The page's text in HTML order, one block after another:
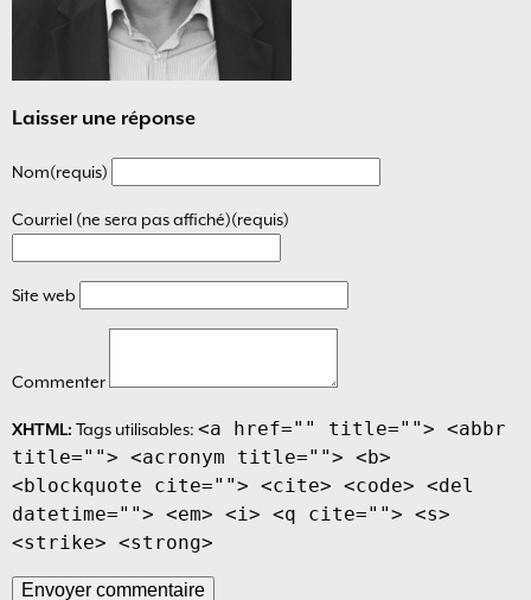
Laisser une réponse
Nom(requis)
Courriel (ne sera pas affiché)(requis)
Site web
Commenter
XHTML: Tags utilisables: <a href="" title=""> <abbr
title=""> <acronym title=""> <b>
<blockquote cite=""> <cite> <code> <del
datetime=""> <em> <i> <q cite=""> <s>
<strike> <strong>